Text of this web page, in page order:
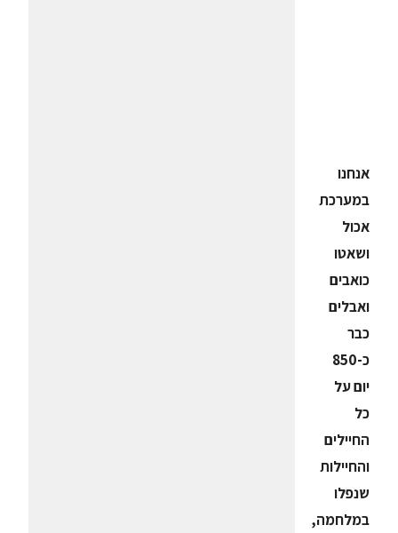
אנחנו
במערכת
אכול
ושאטו
כואבים
ואבלים
כבר
כ-850
יום על
כל
החיילים
והחיילות
שנפלו
במלחמה,